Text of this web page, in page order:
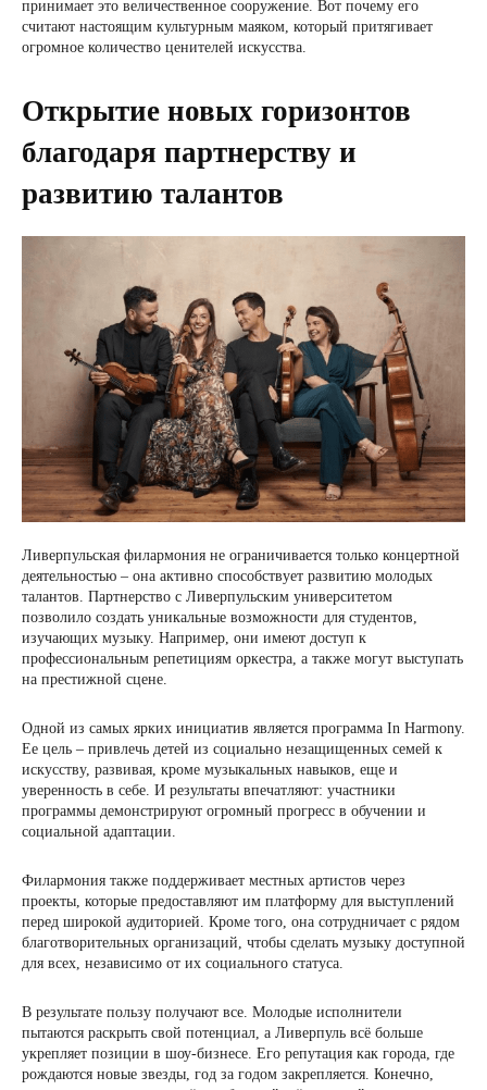
принимает это величественное сооружение. Вот почему его
считают настоящим культурным маяком, который притягивает
огромное количество ценителей искусства.
Открытие новых горизонтов
благодаря партнерству и
развитию талантов
Ливерпульская филармония не ограничивается только концертной
деятельностью – она активно способствует развитию молодых
талантов. Партнерство с Ливерпульским университетом
позволило создать уникальные возможности для студентов,
изучающих музыку. Например, они имеют доступ к
профессиональным репетициям оркестра, а также могут выступать
на престижной сцене.
Одной из самых ярких инициатив является программа In Harmony.
Ее цель – привлечь детей из социально незащищенных семей к
искусству, развивая, кроме музыкальных навыков, еще и
уверенность в себе. И результаты впечатляют: участники
программы демонстрируют огромный прогресс в обучении и
социальной адаптации.
Филармония также поддерживает местных артистов через
проекты, которые предоставляют им платформу для выступлений
перед широкой аудиторией. Кроме того, она сотрудничает с рядом
благотворительных организаций, чтобы сделать музыку доступной
для всех, независимо от их социального статуса.
В результате пользу получают все. Молодые исполнители
пытаются раскрыть свой потенциал, а Ливерпуль всё больше
укрепляет позиции в шоу-бизнесе. Его репутация как города, где
рождаются новые звезды, год за годом закрепляется. Конечно,